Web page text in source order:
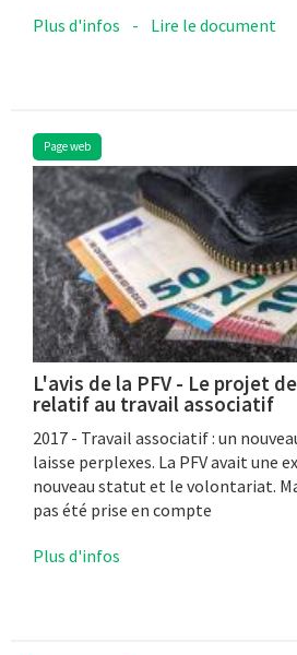
Plus d'infos - Lire le document
Page web
L'avis de la PFV - Le projet
relatif au travail associatif
2017 - Travail associatif : un
laisse perplexes. La PFV avait une
nouveau statut et le volontariat.
pas été prise en compte
Plus d'infos